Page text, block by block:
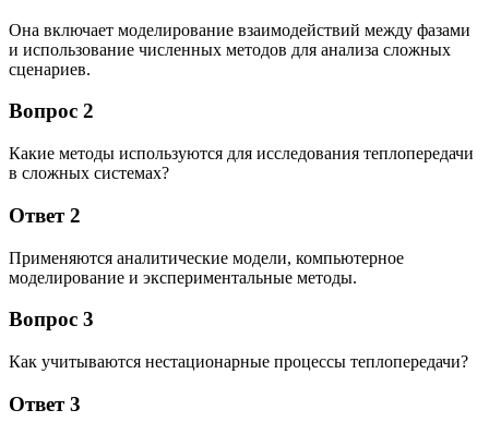
Она включает моделирование взаимодействий между фазами
и использование численных методов для анализа сложных
сценариев.
Вопрос 2
Какие методы используются для исследования теплопередачи
в сложных системах?
Ответ 2
Применяются аналитические модели, компьютерное
моделирование и экспериментальные методы.
Вопрос 3
Как учитываются нестационарные процессы теплопередачи?
Ответ 3